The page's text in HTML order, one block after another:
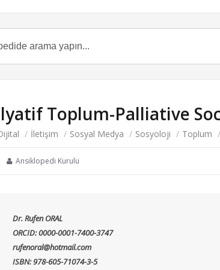
Toplum-Palliative
/ İletişim / Sosyal Medya / Sosyoloji / Toplum /
Ansiklopedi Kurulu
Dr. Rufen ORAL
ORCID: 0000-0001-7400-3747
rufenoral@hotmail.com
ISBN: 978-605-71074-3-5